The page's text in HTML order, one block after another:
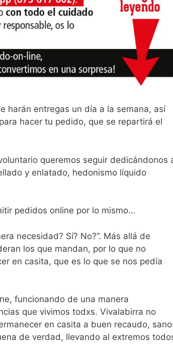
harán entregas un día a la semana, así
hacer tu pedido, que se repartirá el
queremos seguir dedicándonos
y enlatado, hedonismo líquido
pedidos online por lo mismo…
necesidad? Sí? No?”. Más allá de
los que mandan, por lo que no
en casita, que es lo que se nos pedía
funcionando de una manera
que vivimos todxs. Vivalabirra no
en casita a buen recaudo,
de verdad, llevando al extremos